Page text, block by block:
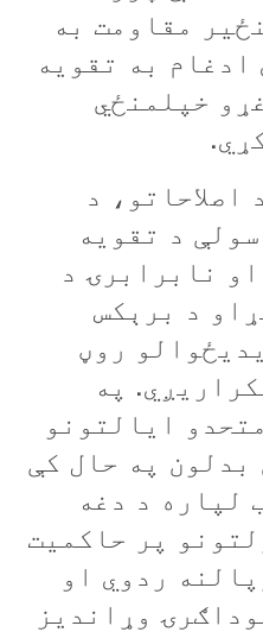
مقاومت به
به تقويه
خپلمنځي
د
د تقويه
نابرابرۍ د
د برېکس
روڼ
په
ايالتونو
په حال کې
لپاره د دغه
پر حاکميت
ردوي او
وړانديز